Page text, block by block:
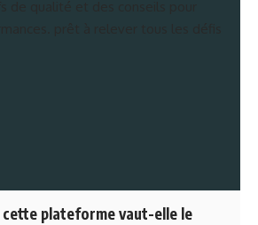
plateforme vaut-elle le